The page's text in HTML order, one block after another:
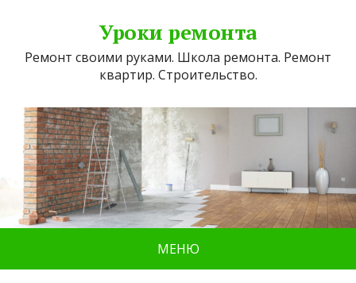
Уроки ремонта
Ремонт своими руками. Школа ремонта. Ремонт
квартир. Строительство.
МЕНЮ